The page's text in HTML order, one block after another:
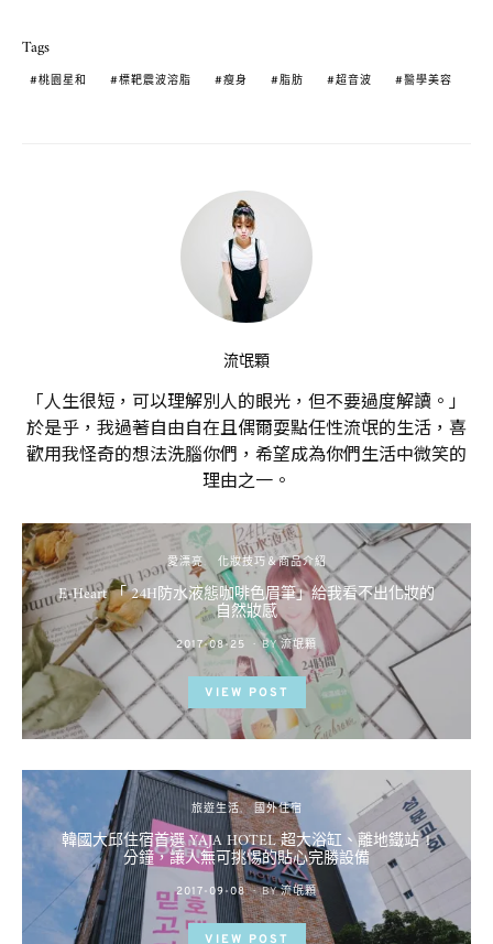
Tags
桃園星和 標靶震波溶脂 瘦身 脂肪 超音波 醫學美容
流氓顆
「人生很短，可以理解別人的眼光，但不要過度解讀。」
於是乎，我過著自由自在且偶爾耍點任性流氓的生活，喜
歡用我怪奇的想法洗腦你們，希望成為你們生活中微笑的
理由之一。
愛漂亮 化妝技巧＆商品介紹
E-Heart 「 24H防水液態咖啡色眉筆」給我看不出化妝的
自然妝感
POSTED
ON
2017-08-25 BY 流氓顆
VIEW POST
旅遊生活 國外住宿
韓國大邱住宿首選 YAJA HOTEL 超大浴缸、離地鐵站 1
分鐘，讓人無可挑惕的貼心完勝設備
POSTED
ON
2017-09-08 BY 流氓顆
VIEW POST